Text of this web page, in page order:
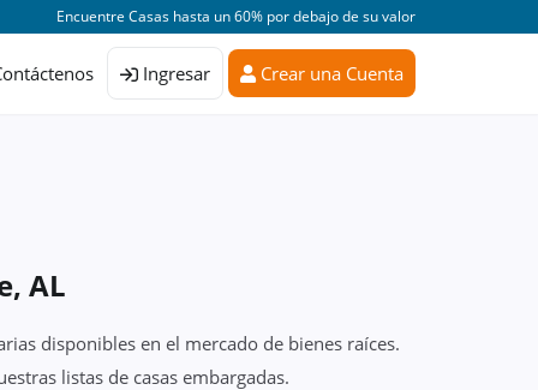
Encuentre Casas hasta un 60% por debajo de su valor
Ingresar Crear una Cuenta
AL
disponibles en el mercado de bienes raíces.
listas de casas embargadas.